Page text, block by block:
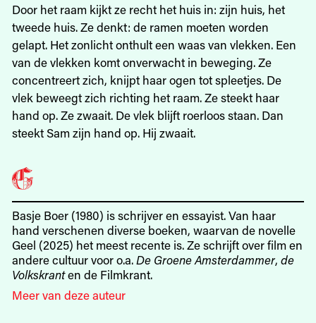
Door het raam kijkt ze recht het huis in: zijn huis, het
tweede huis. Ze denkt: de ramen moeten worden
gelapt. Het zonlicht onthult een waas van vlekken. Een
van de vlekken komt onverwacht in beweging. Ze
concentreert zich, knijpt haar ogen tot spleetjes. De
vlek beweegt zich richting het raam. Ze steekt haar
hand op. Ze zwaait. De vlek blijft roerloos staan. Dan
steekt Sam zijn hand op. Hij zwaait.
Basje Boer (1980) is schrijver en essayist. Van haar
hand verschenen diverse boeken, waarvan de novelle
Geel (2025) het meest recente is. Ze schrijft over film en
andere cultuur voor o.a.De Groene Amsterdammer, de
Volkskranten de Filmkrant.
Meer van deze auteur